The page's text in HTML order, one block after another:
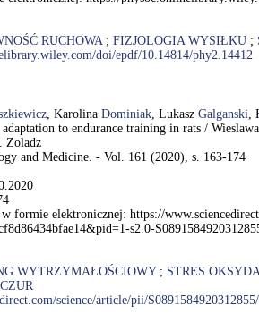
RUCHOWA; FIZJOLOGIA WYSIŁKU ;
doi/epdf/10.14814/phy2.14412
, Karolina Dominiak, Lukasz Galganski,
to endurance training in rats /
Zoladz
and Medicine. - Vol. 161 (2020), s. 163-174
formie elektronicznej: https://
s2.0-
WYTRZYMAŁOŚCIOWY; STRES
science/article/pii/